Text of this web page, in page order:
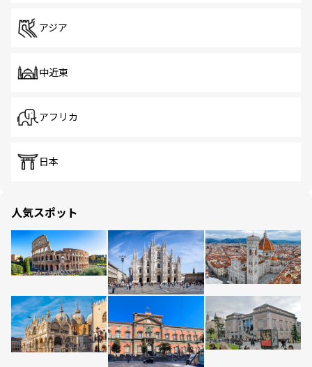
アジア
中近東
アフリカ
日本
人気スポット